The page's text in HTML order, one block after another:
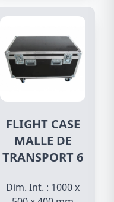
FLIGHT CASE
MALLE DE
TRANSPORT 6
Dim. Int. : 1000 x